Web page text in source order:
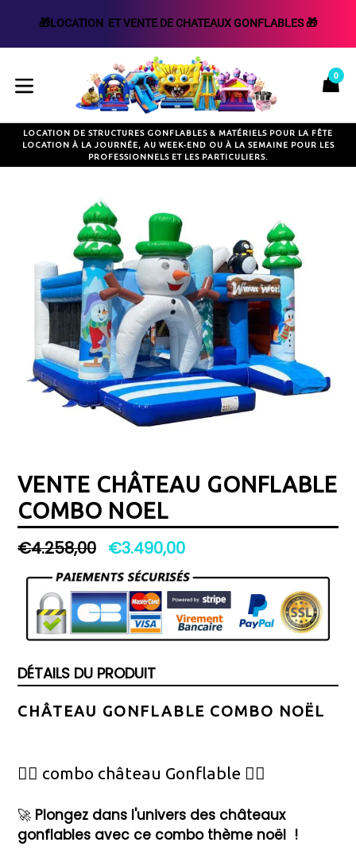
🎁LOCATION  ET VENTE DE CHATEAUX GONFLABLES 🎁
au
contenudévelopper/réduire
0
LOCATION DE STRUCTURES GONFLABLES & MATÉRIELS POUR LA FÊTE
LOCATION À LA JOURNÉE, AU WEEK-END OU À LA SEMAINE POUR LES
PROFESSIONNELS ET LES PARTICULIERS.
VENTE CHÂTEAU GONFLABLE
COMBO NOEL
Prix
régulier
€4.258,00 €3.490,00
DÉTAILS DU PRODUIT
CHÂTEAU GONFLABLE COMBO NOËL
🦸‍♂️ combo château Gonflable 🦸‍♀️
🚀 Plongez dans l'univers des châteaux
gonflables avec ce combo thème noël !